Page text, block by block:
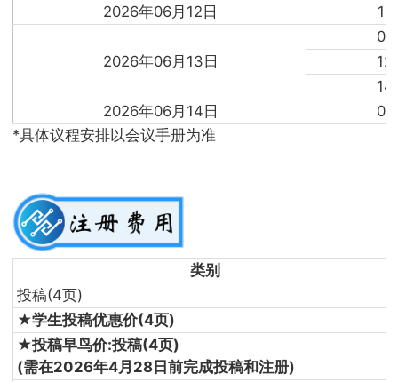
2026年06月12日
2026年06月13日
2026年06月14日
*具体议程安排以会议手册为准
类别
投稿(4页)
★学生投稿优惠价(4页)
★投稿早鸟价:投稿(4页)
(需在2026年4月28日前完成投稿和注册)